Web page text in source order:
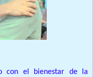
con el bienestar de la